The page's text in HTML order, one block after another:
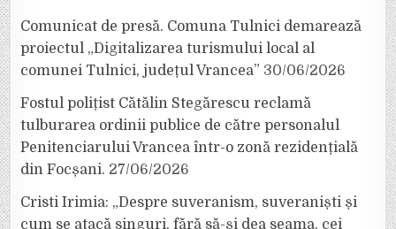
Comunicat de presă. Comuna Tulnici demarează
proiectul „Digitalizarea turismului local al
comunei Tulnici, județul Vrancea” 30/06/2026
Fostul polițist Cătălin Stegărescu reclamă
tulburarea ordinii publice de către personalul
Penitenciarului Vrancea într-o zonă rezidențială
din Focșani. 27/06/2026
Cristi Irimia: „Despre suveranism, suveraniști și
cum se atacă singuri, fără să-și dea seama, cei